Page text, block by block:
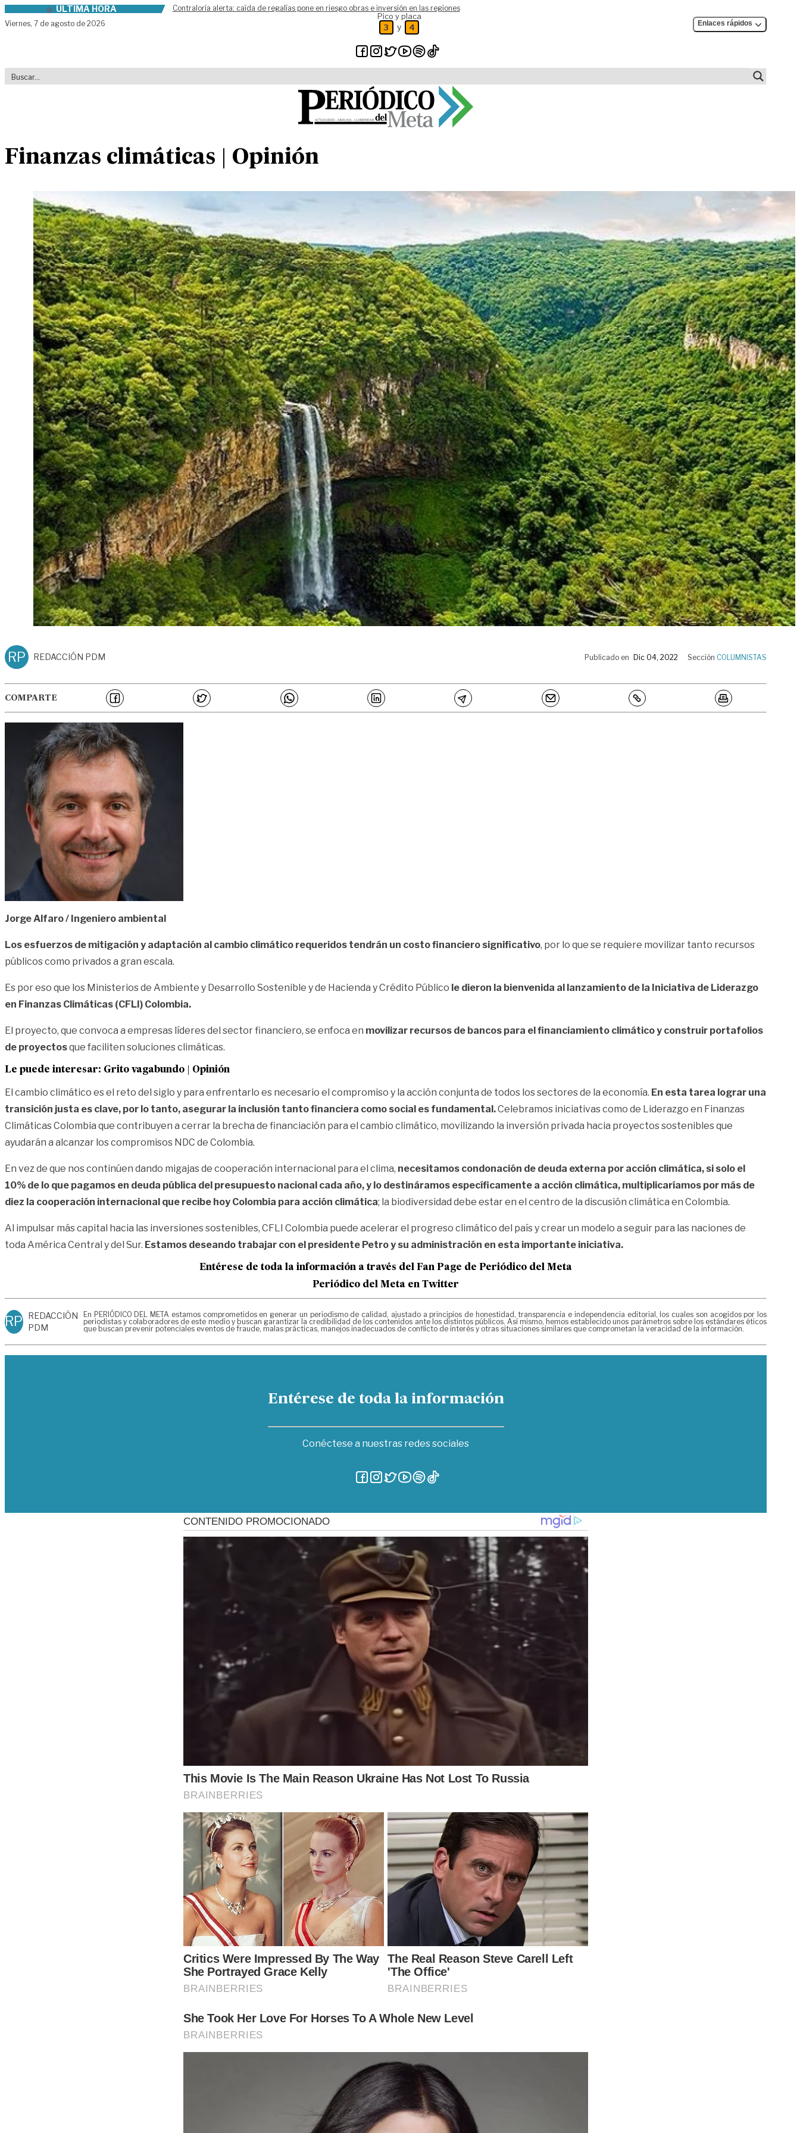
Skip to contentÚLTIMA HORA
Contraloría alerta: caída de regalías pone en riesgo obras e inversión en las regiones
Viernes, 7 de agosto de 2026
Pico y placa
3 y 4 Enlaces rápidos
Finanzas climáticas | Opinión
RP REDACCIÓN PDM Publicado en Dic 04, 2022 Sección COLUMNISTAS
COMPARTE
Jorge Alfaro / Ingeniero ambiental
Los esfuerzos de mitigación y adaptación al cambio climático requeridos tendrán un costo financiero significativo, por lo que se requiere movilizar tanto recursos
públicos como privados a gran escala.
Es por eso que los Ministerios de Ambiente y Desarrollo Sostenible y de Hacienda y Crédito Público le dieron la bienvenida al lanzamiento de la Iniciativa de Liderazgo
en Finanzas Climáticas (CFLI) Colombia.
El proyecto, que convoca a empresas líderes del sector financiero, se enfoca en movilizar recursos de bancos para el financiamiento climático y construir portafolios
de proyectosque faciliten soluciones climáticas.
Le puede interesar: Grito vagabundo | Opinión
El cambio climático es el reto del siglo y para enfrentarlo es necesario el compromiso y la acción conjunta de todos los sectores de la economía. En esta tarea lograr una
transición justa es clave, por lo tanto, asegurar la inclusión tanto financiera como social es fundamental.Celebramos iniciativas como de Liderazgo en Finanzas
Climáticas Colombia que contribuyen a cerrar la brecha de financiación para el cambio climático, movilizando la inversión privada hacia proyectos sostenibles que
ayudarán a alcanzar los compromisos NDC de Colombia.
En vez de que nos continúen dando migajas de cooperación internacional para el clima, necesitamos condonación de deuda externa por acción climática, si solo el
10% de lo que pagamos en deuda pública del presupuesto nacional cada año, y lo destináramos específicamente a acción climática, multiplicaríamos por más de
diez la cooperación internacional que recibe hoy Colombia para acción climática; la biodiversidad debe estar en el centro de la discusión climática en Colombia.
Al impulsar más capital hacia las inversiones sostenibles, CFLI Colombia puede acelerar el progreso climático del país y crear un modelo a seguir para las naciones de
toda América Central y del Sur. Estamos deseando trabajar con el presidente Petro y su administración en esta importante iniciativa.
Entérese de toda la información a través del Fan Page de Periódico del Meta
Periódico del Meta en Twitter
RP REDACCIÓN
PDM
En PERIÓDICO DEL META estamos comprometidos en generar un periodismo de calidad, ajustado a principios de honestidad, transparencia e independencia editorial, los cuales son acogidos por los
periodistas y colaboradores de este medio y buscan garantizar la credibilidad de los contenidos ante los distintos públicos. Así mismo, hemos establecido unos parámetros sobre los estándares éticos
que buscan prevenir potenciales eventos de fraude, malas prácticas, manejos inadecuados de conflicto de interés y otras situaciones similares que comprometan la veracidad de la información.
Entérese de toda la información
Conéctese a nuestras redes sociales